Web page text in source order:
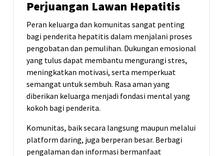
Perjuangan Lawan Hepatitis
Peran keluarga dan komunitas sangat penting
bagi penderita hepatitis dalam menjalani proses
pengobatan dan pemulihan. Dukungan emosional
yang tulus dapat membantu mengurangi stres,
meningkatkan motivasi, serta memperkuat
semangat untuk sembuh. Rasa aman yang
diberikan keluarga menjadi fondasi mental yang
kokoh bagi penderita.
Komunitas, baik secara langsung maupun melalui
platform daring, juga berperan besar. Berbagi
pengalaman dan informasi bermanfaat